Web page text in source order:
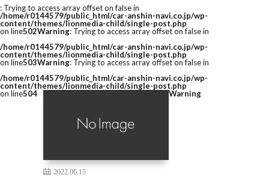
: Trying to access array offset on false in
/home/r0144579/public_html/car-anshin-navi.co.jp/wp-
content/themes/lionmedia-child/single-post.php
on line502Warning: Trying to access array offset on false in
/home/r0144579/public_html/car-anshin-navi.co.jp/wp-
content/themes/lionmedia-child/single-post.php
on line503Warning: Trying to access array offset on false in
/home/r0144579/public_html/car-anshin-navi.co.jp/wp-
content/themes/lionmedia-child/single-post.php
on line504
2022.06.15
Warning